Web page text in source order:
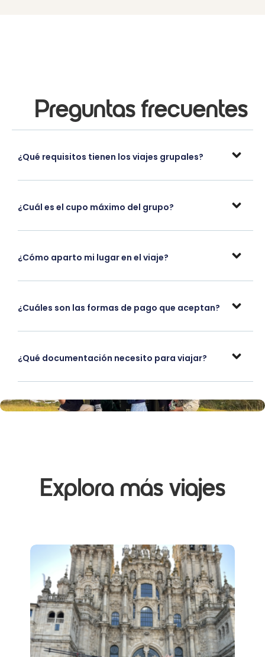
Preguntas frecuentes
¿Qué requisitos tienen los viajes grupales?
¿Cuál es el cupo máximo del grupo?
¿Cómo aparto mi lugar en el viaje?
¿Cuáles son las formas de pago que aceptan?
¿Qué documentación necesito para viajar?
Explora más viajes